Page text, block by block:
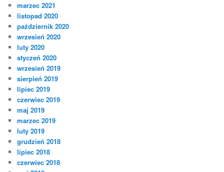
marzec 2021
listopad 2020
październik 2020
wrzesień 2020
luty 2020
styczeń 2020
wrzesień 2019
sierpień 2019
lipiec 2019
czerwiec 2019
maj 2019
marzec 2019
luty 2019
grudzień 2018
lipiec 2018
czerwiec 2018